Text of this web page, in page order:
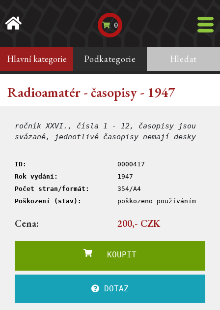
0
Hlavní kategorie Podkategorie Hledat
Radioamatér - časopisy - 1947
ročník XXVI., čísla 1 - 12, časopisy jsou
svázané, jednotlivé časopisy nemají desky
ID:
0000417
Rok vydání:
1947
Počet stran/formát:
354/A4
Poškození (stav):
poškozeno používáním
Cena: 200,- CZK
KOUPIT
DOTAZ